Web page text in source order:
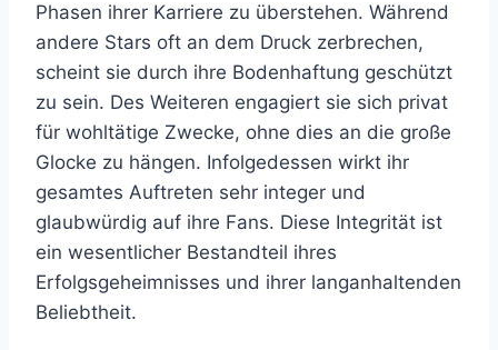
Phasen ihrer Karriere zu überstehen. Während
andere Stars oft an dem Druck zerbrechen,
scheint sie durch ihre Bodenhaftung geschützt
zu sein. Des Weiteren engagiert sie sich privat
für wohltätige Zwecke, ohne dies an die große
Glocke zu hängen. Infolgedessen wirkt ihr
gesamtes Auftreten sehr integer und
glaubwürdig auf ihre Fans. Diese Integrität ist
ein wesentlicher Bestandteil ihres
Erfolgsgeheimnisses und ihrer langanhaltenden
Beliebtheit.